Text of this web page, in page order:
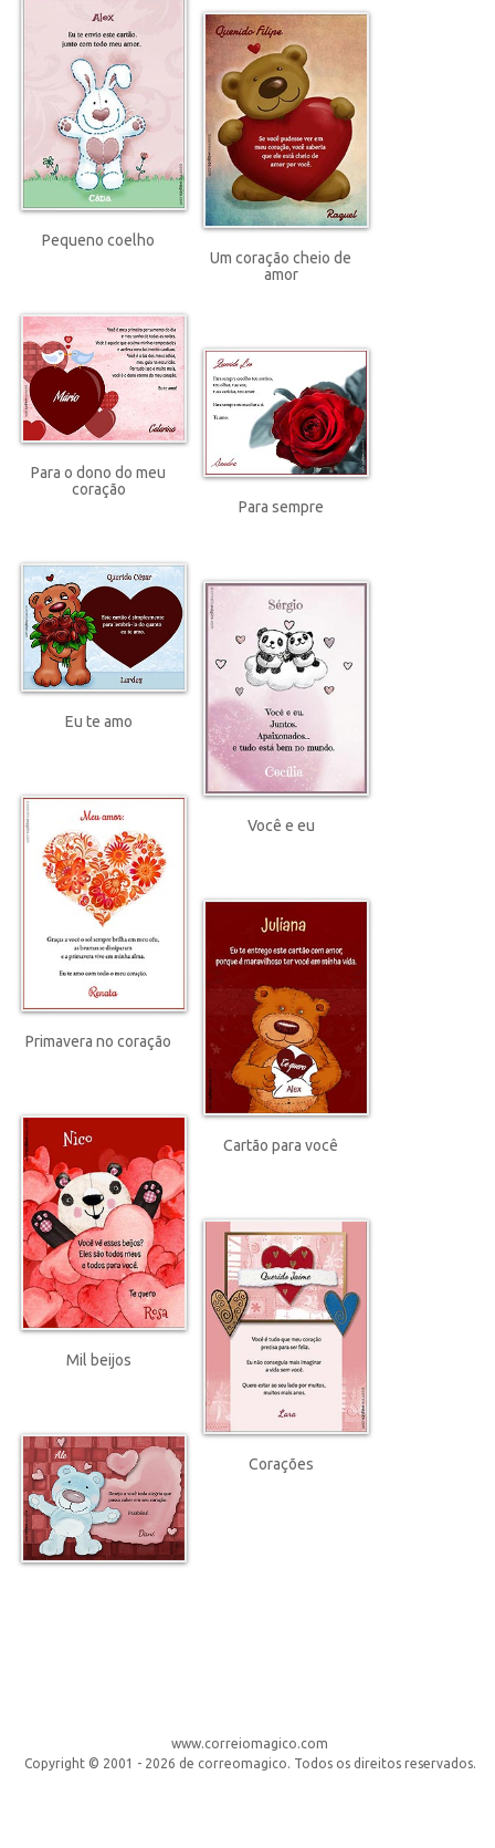
Pequeno coelho
Um coração cheio de
amor
Para o dono do meu
coração
Para sempre
Eu te amo
Você e eu
Primavera no coração
Cartão para você
Mil beijos
Corações
www.correiomagico.com
Copyright © 2001 - 2026 de correomagico. Todos os direitos reservados.